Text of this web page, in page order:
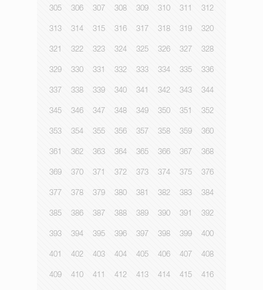
305 306 307 308 309 310 311 312
313 314 315 316 317 318 319 320
321 322 323 324 325 326 327 328
329 330 331 332 333 334 335 336
337 338 339 340 341 342 343 344
345 346 347 348 349 350 351 352
353 354 355 356 357 358 359 360
361 362 363 364 365 366 367 368
369 370 371 372 373 374 375 376
377 378 379 380 381 382 383 384
385 386 387 388 389 390 391 392
393 394 395 396 397 398 399 400
401 402 403 404 405 406 407 408
409 410 411 412 413 414 415 416